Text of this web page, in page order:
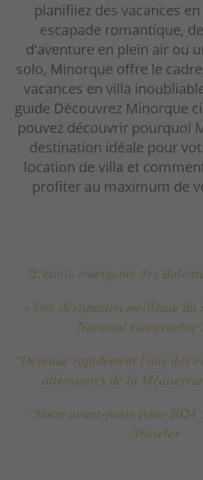
planifiiez des vacances
escapade romantique,
d'aventure en plein air ou
solo, Minorque offre le
vacances en villa
guide Découvrez Minorque
pouvez découvrir pourquoi
destination idéale pour
location de villa et
profiter au maximum de
"L'étoile émergente des
« Une destination meilleure du
National Geographic
"Devenue rapidement l'une des
attrayantes de la
"Notre avant-poste pour 2024
Traveler